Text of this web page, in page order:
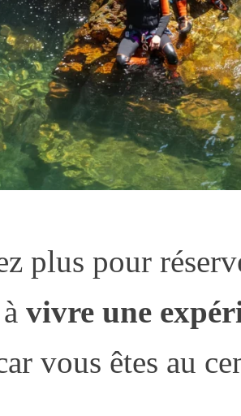
plus pour
vivre une
vous êtes au